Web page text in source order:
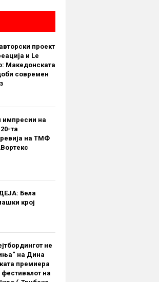
проект
и Le
Македонската
современ
на
та
ревија на ТМФ
Бела
крој
не
на Дина
премиера
фестивалот на